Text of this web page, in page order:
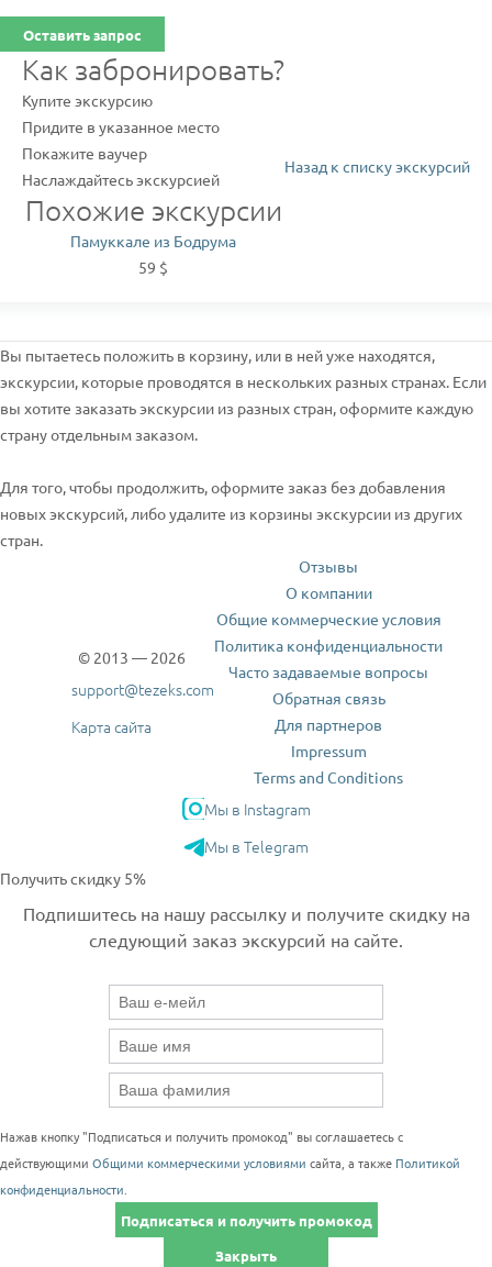
Оставить запрос
Как забронировать?
Купите экскурсию
Придите в указанное место
Покажите ваучер
Наслаждайтесь экскурсией
Похожие экскурсии
Памуккале из Бодрума
59 $
Назад к списку экскурсий
Вы пытаетесь положить в корзину, или в ней уже находятся,
экскурсии, которые проводятся в нескольких разных странах. Если
вы хотите заказать экскурсии из разных стран, оформите каждую
страну отдельным заказом.
Для того, чтобы продолжить, оформите заказ без добавления
новых экскурсий, либо удалите из корзины экскурсии из других
стран.
© 2013 — 2026
support@tezeks.com
Карта сайта
Отзывы
О компании
Общие коммерческие условия
Политика конфиденциальности
Часто задаваемые вопросы
Обратная связь
Для партнеров
Impressum
Terms and Conditions
Мы в Instagram
Мы в Telegram
Получить скидку 5%
Подпишитесь на нашу рассылку и получите скидку на
следующий заказ экскурсий на сайте.
Нажав кнопку "Подписаться и получить промокод" вы соглашаетесь с
действующими Общими коммерческими условиями сайта, а также Политикой
конфиденциальности
Подписаться и получить промокод
Закрыть